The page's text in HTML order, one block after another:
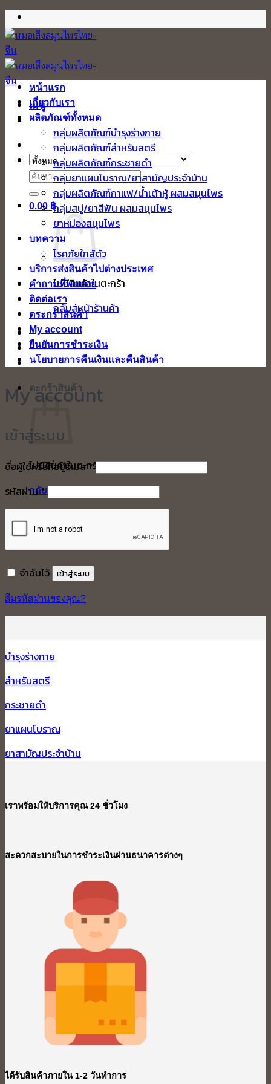
ข้าม
ไป
ยัง
เนื้อหา
เมนู
ค้นหา:
0.00 ฿
ไม่มีสินค้าในตะกร้า
กลับสู่หน้าร้านค้า
ตะกร้าสินค้า
ไม่มีสินค้าในตะกร้า
กลับสู่หน้าร้านค้า
หน้าแรก
เกี่ยวกับเรา
ผลิตภัณฑ์ทั้งหมด
กลุ่มผลิตภัณฑ์บำรุงร่างกาย
กลุ่มผลิตภัณฑ์สำหรับสตรี
กลุ่มผลิตภัณฑ์กระชายดำ
กลุ่มยาแผนโบราณ/ยาสามัญประจำบ้าน
กลุ่มผลิตภัณฑ์กาแฟ/น้ำเต้าหู้ ผสมสมุนไพร
กลุ่มสบู่/ยาสีฟัน ผสมสมุนไพร
ยาหม่องสมุนไพร
บทความ
โรคภัยใกล้ตัว
บริการส่งสินค้าไปต่างประเทศ
คำถามที่พบบ่อย
ติดต่อเรา
ตระกร้าสินค้า
My account
ยืนยันการชำระเงิน
นโยบายการคืนเงินและคืนสินค้า
My account
เข้าสู่ระบบ
ชื่อผู้ใช้หรือที่อยู่อีเมล*ต้องการ
รหัสผ่าน*ต้องการ
จำฉันไว้ เข้าสู่ระบบ
ลืมรหัสผ่านของคุณ?
บำรุงร่างกาย
สำหรับสตรี
กระชายดำ
ยาแผนโบราณ
ยาสามัญประจำบ้าน
เราพร้อมให้บริการคุณ 24 ชั่วโมง
สะดวกสะบายในการชำระเงินผ่านธนาคารต่างๆ
ได้รับสินค้าภายใน 1-2 วันทำการ